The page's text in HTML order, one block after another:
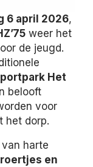
6 april 2026,
weer het
de jeugd.
Het
belooft
voor
het dorp.
van harte
en